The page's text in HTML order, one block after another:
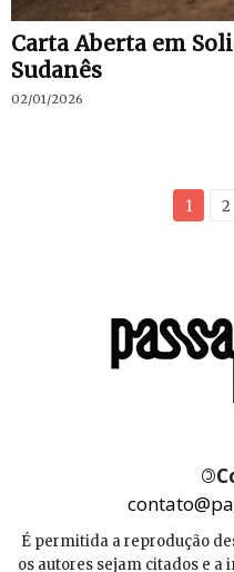
Carta Aberta em
Sudanês
02/01/2026
1 2
©
É permitida a reprodução
os autores sejam citados e